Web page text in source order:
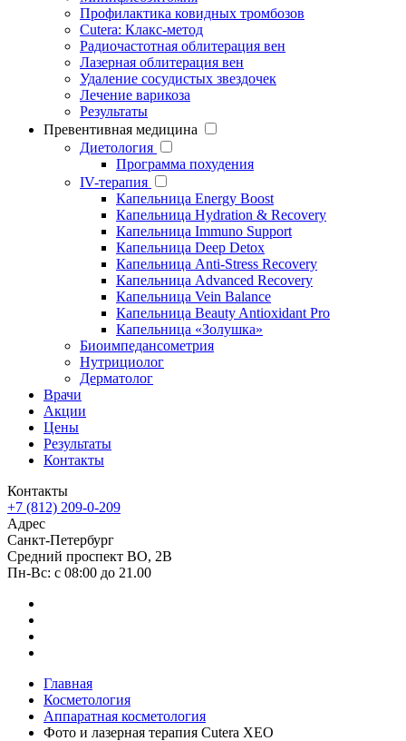
Профилактика ковидных тромбозов
Cutera: Клакс-метод
Радиочастотная облитерация вен
Лазерная облитерация вен
Удаление сосудистых звездочек
Лечение варикоза
Результаты
Превентивная медицина
Диетология
Программа похудения
IV-терапия
Капельница Energy Boost
Капельница Hydration & Recovery
Капельница Immuno Support
Капельница Deep Detox
Капельница Anti-Stress Recovery
Капельница Advanced Recovery
Капельница Vein Balance
Капельница Beauty Antioxidant Pro
Капельница «Золушка»
Биоимпедансометрия
Нутрициолог
Дерматолог
Врачи
Акции
Цены
Результаты
Контакты
Контакты
+7 (812) 209-0-209
Адрес
Санкт-Петербург
Средний проспект ВО, 2В
Пн-Вc: с 08:00 до 21.00
Главная
Косметология
Аппаратная косметология
Фото и лазерная терапия Cutera XEO